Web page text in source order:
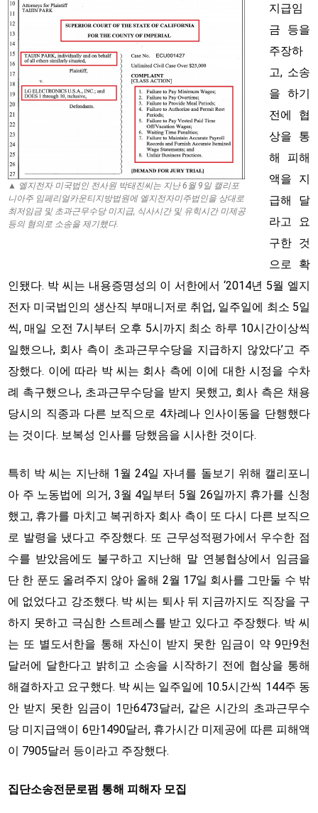
▲ 엘지전자 미국법인 전사원 박태진씨는 지난 6월 9일 캘리포
니아주 임페리얼카운티지방법원에 엘지전자미주법인을 상대로
최저임금 및 초과근무수당 미지급, 식사시간 및 유힉시간 미제공
등의 혐의로 소송을 제기했다.
지급임
금 등을
주장하
고, 소송
을 하기
전에 협
상을 통
해 피해
액을 지
급해 달
라고 요
구한 것
으로 확
인됐다. 박 씨는 내용증명성의 이 서한에서 ‘2014년 5월 엘지
전자 미국법인의 생산직 부매니저로 취업, 일주일에 최소 5일
씩, 매일 오전 7시부터 오후 5시까지 최소 하루 10시간이상씩
일했으나, 회사 측이 초과근무수당을 지급하지 않았다’고 주
장했다. 이에 따라 박 씨는 회사 측에 이에 대한 시정을 수차
례 촉구했으나, 초과근무수당을 받지 못했고, 회사 측은 채용
당시의 직종과 다른 보직으로 4차례나 인사이동을 단행했다
는 것이다. 보복성 인사를 당했음을 시사한 것이다.
특히 박 씨는 지난해 1월 24일 자녀를 돌보기 위해 캘리포니
아 주 노동법에 의거, 3월 4일부터 5월 26일까지 휴가를 신청
했고, 휴가를 마치고 복귀하자 회사 측이 또 다시 다른 보직으
로 발령을 냈다고 주장했다. 또 근무성적평가에서 우수한 점
수를 받았음에도 불구하고 지난해 말 연봉협상에서 임금을
단 한 푼도 올려주지 않아 올해 2월 17일 회사를 그만둘 수 밖
에 없었다고 강조했다. 박 씨는 퇴사 뒤 지금까지도 직장을 구
하지 못하고 극심한 스트레스를 받고 있다고 주장했다. 박 씨
는 또 별도서한을 통해 자신이 받지 못한 임금이 약 9만9천
달러에 달한다고 밝히고 소송을 시작하기 전에 협상을 통해
해결하자고 요구했다. 박 씨는 일주일에 10.5시간씩 144주 동
안 받지 못한 임금이 1만6473달러, 같은 시간의 초과근무수
당 미지급액이 6만1490달러, 휴가시간 미제공에 따른 피해액
이 7905달러 등이라고 주장했다.
집단소송전문로펌 통해 피해자 모집